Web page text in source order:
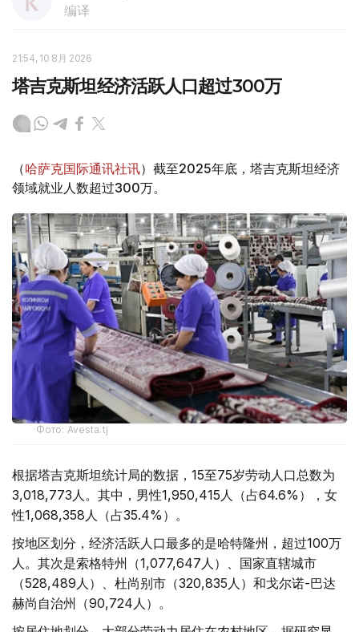
编译
21:54, 10 8月 2026
塔吉克斯坦经济活跃人口超过300万
（哈萨克国际通讯社讯）截至2025年底，塔吉克斯坦经济
领域就业人数超过300万。
Фото: Avesta.tj
根据塔吉克斯坦统计局的数据，15至75岁劳动人口总数为
3,018,773人。其中，男性1,950,415人（占64.6%），女
性1,068,358人（占35.4%）。
按地区划分，经济活跃人口最多的是哈特隆州，超过100万
人。其次是索格特州（1,077,647人）、国家直辖城市
（528,489人）、杜尚别市（320,835人）和戈尔诺-巴达
赫尚自治州（90,724人）。